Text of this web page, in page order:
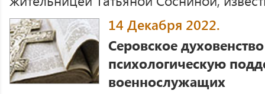
14 Декабря 2022.
Серовское
психологическую
военнослужащих